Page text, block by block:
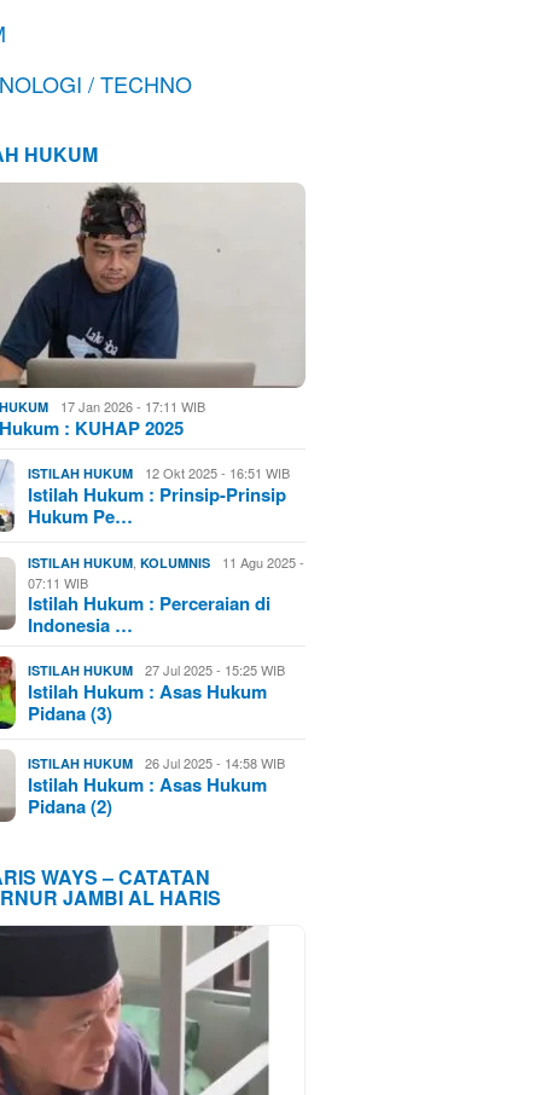
/ TECHNO
HUKUM
17 Jan 2026 - 17:11 WIB
: KUHAP 2025
ISTILAH HUKUM 12 Okt 2025 - 16:51 WIB
Istilah Hukum : Prinsip-Prinsip
Hukum Pe…
ISTILAH HUKUM ,KOLUMNIS
11 Agu 2025 -
07:11 WIB
Istilah Hukum : Perceraian di
Indonesia …
ISTILAH HUKUM 27 Jul 2025 - 15:25 WIB
Istilah Hukum : Asas Hukum
Pidana (3)
ISTILAH HUKUM 26 Jul 2025 - 14:58 WIB
Istilah Hukum : Asas Hukum
Pidana (2)
WAYS – CATATAN
JAMBI AL HARIS